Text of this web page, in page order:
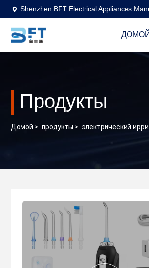
Shenzhen BFT Electrical Appliances
ДОМОЙ
Продукты
Домой > продукты > электрический